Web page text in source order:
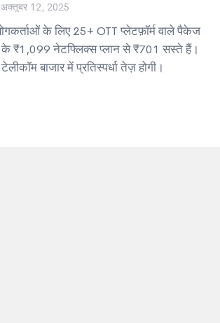
अक्तूबर 12, 2025
के लिए 25+ OTT प्लेटफ़ॉर्म वाले पैकेज
के ₹1,099 नेटफ्लिक्स प्लान से ₹701 सस्ते हैं।
बाजार में प्रतिस्पर्धा तेज़ होगी।